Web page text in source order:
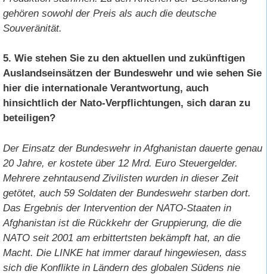
gehören sowohl der Preis als auch die deutsche
Souveränität.
5. Wie stehen Sie zu den aktuellen und zukünftigen
Auslandseinsätzen der Bundeswehr und wie sehen Sie
hier die internationale Verantwortung, auch
hinsichtlich der Nato-Verpflichtungen, sich daran zu
beteiligen?
Der Einsatz der Bundeswehr in Afghanistan dauerte genau
20 Jahre, er kostete über 12 Mrd. Euro Steuergelder.
Mehrere zehntausend Zivilisten wurden in dieser Zeit
getötet, auch 59 Soldaten der Bundeswehr starben dort.
Das Ergebnis der Intervention der NATO-Staaten in
Afghanistan ist die Rückkehr der Gruppierung, die die
NATO seit 2001 am erbittertsten bekämpft hat, an die
Macht. Die LINKE hat immer darauf hingewiesen, dass
sich die Konflikte in Ländern des globalen Südens nie